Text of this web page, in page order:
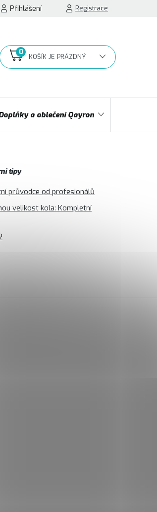
Přihlášení Registrace
NÁKUPNÍ
a oblečení Qayron
tipy
průvodce od profesionálů
velikost kola: Kompletní